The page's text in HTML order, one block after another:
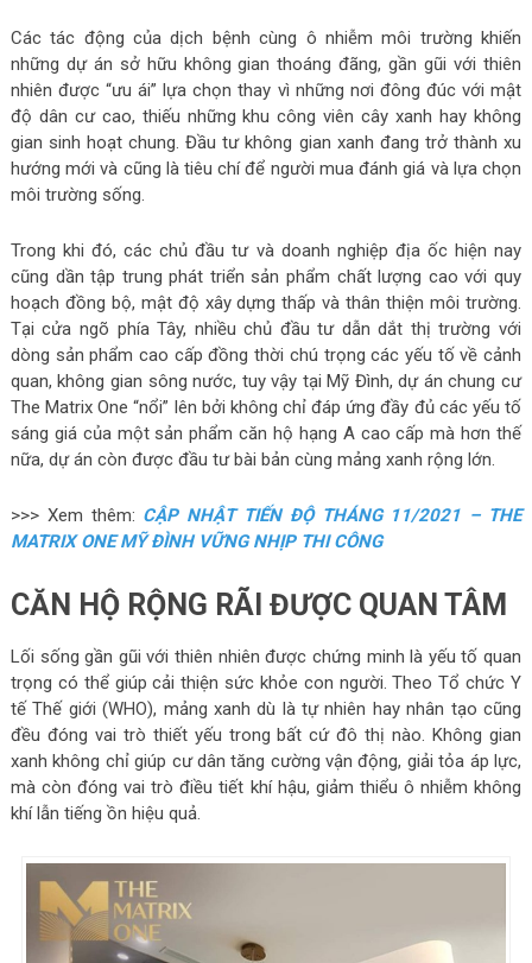
Các tác động của dịch bệnh cùng ô nhiễm môi trường khiến
những dự án sở hữu không gian thoáng đãng, gần gũi với thiên
nhiên được “ưu ái” lựa chọn thay vì những nơi đông đúc với mật
độ dân cư cao, thiếu những khu công viên cây xanh hay không
gian sinh hoạt chung. Đầu tư không gian xanh đang trở thành xu
hướng mới và cũng là tiêu chí để người mua đánh giá và lựa chọn
môi trường sống.
Trong khi đó, các chủ đầu tư và doanh nghiệp địa ốc hiện nay
cũng dần tập trung phát triển sản phẩm chất lượng cao với quy
hoạch đồng bộ, mật độ xây dựng thấp và thân thiện môi trường.
Tại cửa ngõ phía Tây, nhiều chủ đầu tư dẫn dắt thị trường với
dòng sản phẩm cao cấp đồng thời chú trọng các yếu tố về cảnh
quan, không gian sông nước, tuy vậy tại Mỹ Đình, dự án chung cư
The Matrix One “nổi” lên bởi không chỉ đáp ứng đầy đủ các yếu tố
sáng giá của một sản phẩm căn hộ hạng A cao cấp mà hơn thế
nữa, dự án còn được đầu tư bài bản cùng mảng xanh rộng lớn.
>>> Xem thêm: CẬP NHẬT TIẾN ĐỘ THÁNG 11/2021 – THE
MATRIX ONE MỸ ĐÌNH VỮNG NHỊP THI CÔNG
CĂN HỘ RỘNG RÃI ĐƯỢC QUAN TÂM
Lối sống gần gũi với thiên nhiên được chứng minh là yếu tố quan
trọng có thể giúp cải thiện sức khỏe con người. Theo Tổ chức Y
tế Thế giới (WHO), mảng xanh dù là tự nhiên hay nhân tạo cũng
đều đóng vai trò thiết yếu trong bất cứ đô thị nào. Không gian
xanh không chỉ giúp cư dân tăng cường vận động, giải tỏa áp lực,
mà còn đóng vai trò điều tiết khí hậu, giảm thiểu ô nhiễm không
khí lẫn tiếng ồn hiệu quả.